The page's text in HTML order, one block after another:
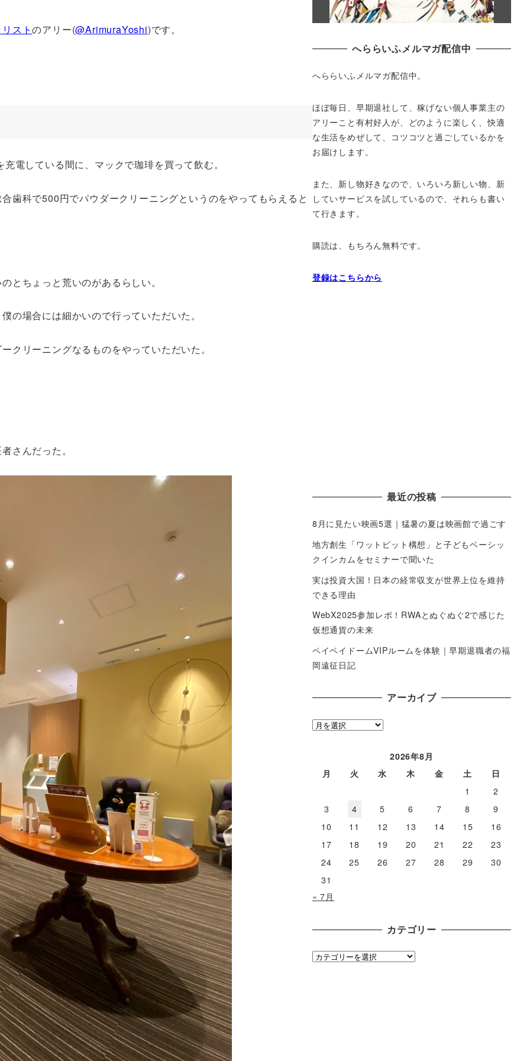
ストのアリー(@ArimuraYoshi)です。
電している間に、マックで珈琲を買って飲む。
歯科で500円でパウダークリーニングというのをやってもらえると
とちょっと荒いのがあるらしい。
の場合には細かいので行っていただいた。
クリーニングなるものをやっていただいた。
さんだった。
へららいふメルマガ配信中
へららいふメルマガ配信中。
ほぼ毎日、早期退社して、稼げない個人事業主の
アリーこと有村好人が、どのように楽しく、快適
な生活をめぜして、 コツコツと過ごしているかを
お届けします。
また、新し物好きなので、いろいろ新しい物、 新
していサービスを試しているので、それらも書い
て行きます。
購読は、もちろん無料です。
登録はこちらから
最近の投稿
8月に見たい映画5選｜猛暑の夏は映画館で過ごす
地方創生「ワットビット構想」と子どもベーシッ
クインカムをセミナーで聞いた
実は投資大国！日本の経常収支が世界上位を維持
できる理由
WebX2025参加レポ！RWAとぬぐぬぐ2で感じた
仮想通貨の未来
ペイペイドームVIPルームを体験｜早期退職者の福
岡遠征日記
アーカイブ
ア
2026年8月
月
火 水 木 金 土
日
1
2
3
4 5 6 7 8
9
10
11 12 13 14 15
16
17
18 19 20 21 22
23
24
25 26 27 28 29
30
31
« 7月
カテゴリー
カ